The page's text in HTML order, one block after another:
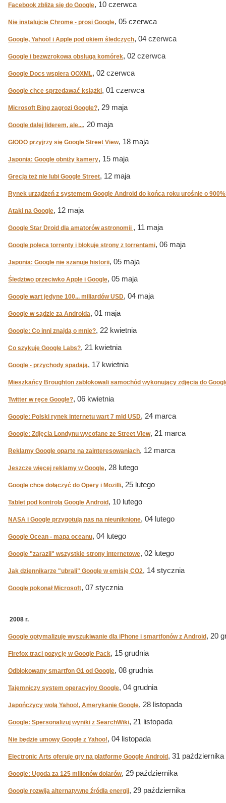
Facebook zbliża się do Google, 10 czerwca
Nie instalujcie Chrome - prosi Google, 05 czerwca
Google, Yahoo! i Apple pod okiem śledczych, 04 czerwca
Google i bezwzrokowa obsługa komórek, 02 czerwca
Google Docs wspiera OOXML, 02 czerwca
Google chce sprzedawać książki, 01 czerwca
Microsoft Bing zagrozi Google?, 29 maja
Google dalej liderem, ale..., 20 maja
GIODO przyjrzy się Google Street View, 18 maja
Japonia: Google obniży kamery, 15 maja
Grecja też nie lubi Google Street, 12 maja
Rynek urządzeń z systemem Google Android do końca roku urośnie o
Ataki na Google, 12 maja
Google Star Droid dla amatorów astronomii , 11 maja
Google poleca torrenty i blokuje strony z torrentami, 06 maja
Japonia: Google nie szanuje historii, 05 maja
Śledztwo przeciwko Apple i Google, 05 maja
Google wart jedyne 100... miliardów USD, 04 maja
Google w sądzie za Androida, 01 maja
Google: Co inni znajdą o mnie?, 22 kwietnia
Co szykuje Google Labs?, 21 kwietnia
Google - przychody spadają, 17 kwietnia
Mieszkańcy Broughton zablokowali samochód wykonujący zdjęcia do
Twitter w ręce Google?, 06 kwietnia
Google: Polski rynek internetu wart 7 mld USD, 24 marca
Google: Zdjęcia Londynu wycofane ze Street View, 21 marca
Reklamy Google oparte na zainteresowaniach, 12 marca
Jeszcze więcej reklamy w Google, 28 lutego
Google chce dołączyć do Opery i Mozilli, 25 lutego
Tablet pod kontrolą Google Android , 10 lutego
NASA i Google przygotują nas na nieuniknione, 04 lutego
Google Ocean - mapa oceanu, 04 lutego
Google "zaraził" wszystkie strony internetowe, 02 lutego
Jak dziennikarze "ubrali" Google w emisję CO2, 14 stycznia
Google pokonał Microsoft, 07 stycznia
2008 r.
Google optymalizuje wyszukiwanie dla iPhone i smartfonów z Android , 20
Firefox traci pozycję w Google Pack, 15 grudnia
Odblokowany smartfon G1 od Google, 08 grudnia
Tajemniczy system operacyjny Google, 04 grudnia
Japończycy wolą Yahoo!, Amerykanie Google, 28 listopada
Google: Spersonalizuj wyniki z SearchWiki, 21 listopada
Nie będzie umowy Google z Yahoo!, 04 listopada
Electronic Arts oferuje gry na platformę Google Android , 31 października
Google: Ugoda za 125 milionów dolarów, 29 października
Google rozwija alternatywne źródła energii, 29 października